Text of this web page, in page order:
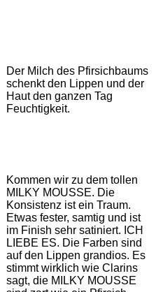
Der Milch des Pfirsichbaums
schenkt den Lippen und der
Haut den ganzen Tag
Feuchtigkeit.
Kommen wir zu dem tollen
MILKY MOUSSE. Die
Konsistenz ist ein Traum.
Etwas fester, samtig und ist
im Finish sehr satiniert. ICH
LIEBE ES. Die Farben sind
auf den Lippen grandios. Es
stimmt wirklich wie Clarins
sagt, die MILKY MOUSSE